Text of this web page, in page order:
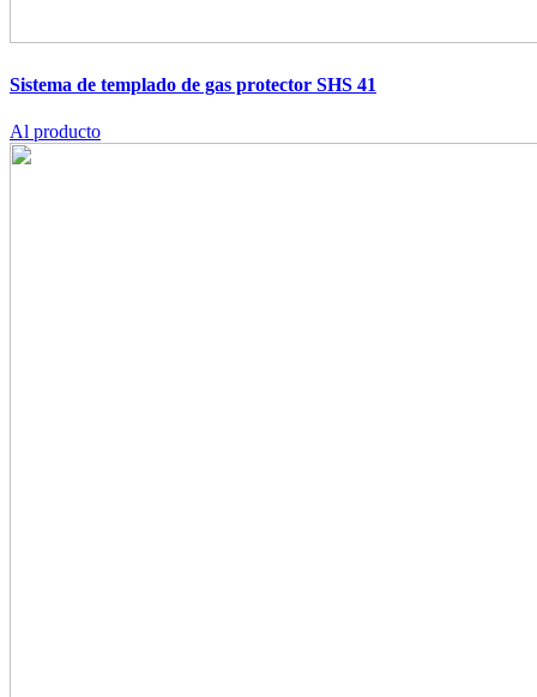
Sistema de templado de gas protector SHS 41
Al producto